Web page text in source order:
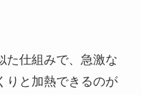
た仕組みで、急激な
りと加熱できるのが